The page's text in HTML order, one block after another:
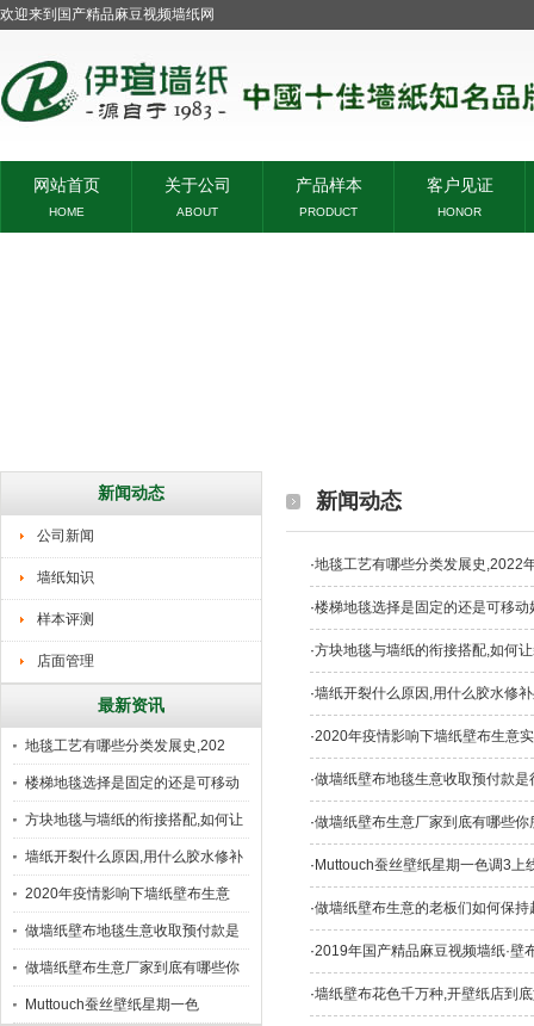
欢迎来到国产精品麻豆视频墙纸网
网站首页
HOME
关于公司
ABOUT
产品样本
PRODUCT
客户见证
HONOR
新闻动态
公司新闻
墙纸知识
样本评测
店面管理
最新资讯
地毯工艺有哪些分类发展史,202
楼梯地毯选择是固定的还是可移动
好
方块地毯与墙纸的衔接搭配,如何让
墙纸开裂什么原因,用什么胶水修补
2020年疫情影响下墙纸壁布生意
做墙纸壁布地毯生意收取预付款是
行
做墙纸壁布生意厂家到底有哪些你
所
Muttouch蚕丝壁纸星期一色
新闻动态
·地毯工艺有哪些分类发展史,2022
·楼梯地毯选择是固定的还是可移
·方块地毯与墙纸的衔接搭配,如何
·墙纸开裂什么原因,用什么胶水修
·2020年疫情影响下墙纸壁布生意
·做墙纸壁布地毯生意收取预付款
·做墙纸壁布生意厂家到底有哪些
· Muttouch蚕丝壁纸星期一色调3上
·做墙纸壁布生意的老板们如何保持
·2019年国产精品麻豆视频墙纸·壁
·墙纸壁布花色千万种,开壁纸店到